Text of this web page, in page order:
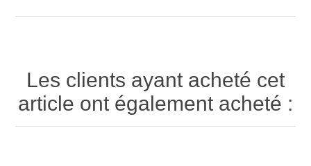
Les clients ayant acheté cet
article ont également acheté :